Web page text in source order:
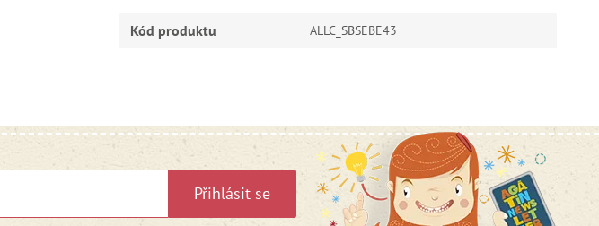
Kód produktu ALLC_SBSEBE43
Přihlásit se